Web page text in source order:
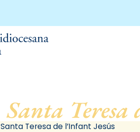
Santa Teresa
Santa Teresa de l’Infant Jesús